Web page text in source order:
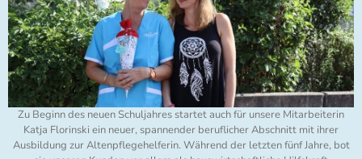
Zu Beginn des neuen Schuljahres startet auch für unsere Mitarbeiterin
Katja Florinski ein neuer, spannender beruflicher Abschnitt mit ihrer
Ausbildung zur Altenpflegehelferin. Während der letzten fünf Jahre, bot